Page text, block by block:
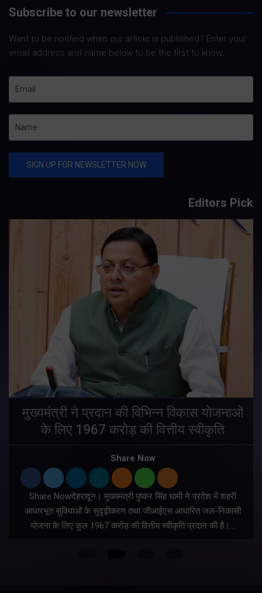
Subscribe to our newsletter
Want to be notified when our article is published? Enter your
email address and name below to be the first to know.
Editors Pick
मुख्यमंत्री ने प्रदान की विभिन्न विकास योजनाओं
के लिए 1967 करोड़ की वित्तीय स्वीकृति
Share Now
Share Nowदेहरादून। मुख्यमंत्री पुष्कर सिंह धामी ने प्रदेश में शहरी
आधारभूत सुविधाओं के सुदृढ़ीकरण तथा जीआईएस आधारित जल-निकासी
योजना के लिए कुल 1967 करोड़ की वित्तीय स्वीकृति प्रदान की है।…